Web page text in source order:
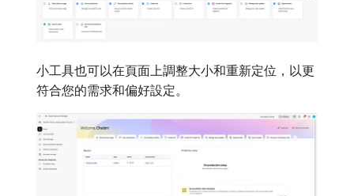
小工具也可以在頁面上調整大小和重新定位，以更
符合您的需求和偏好設定。